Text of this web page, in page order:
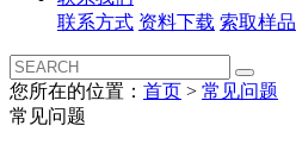
联系方式 资料下载 索取样品
您所在的位置： 首页 > 常见问题
常见问题